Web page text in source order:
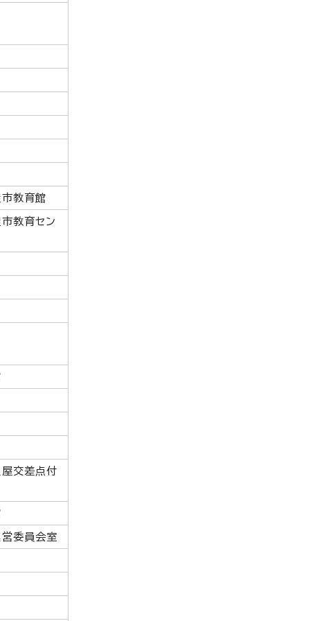
教育館
教育セン
交差点付
委員会室